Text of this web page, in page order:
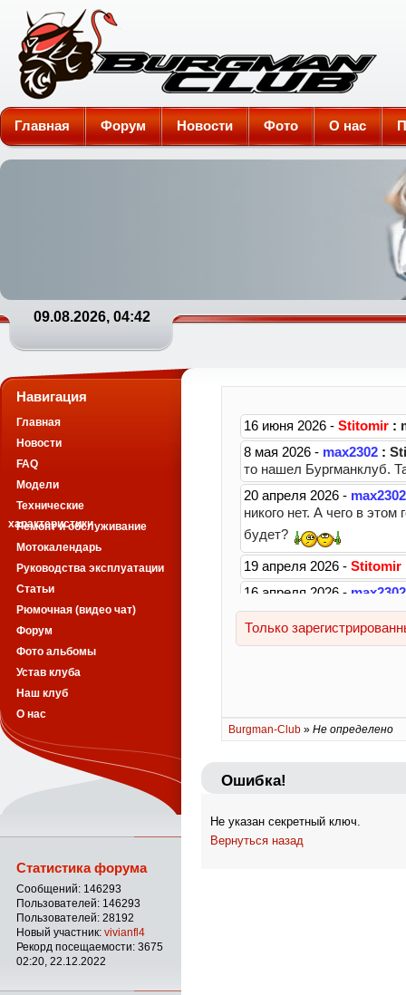
Burgman-Club
Главная Форум Новости Фото О нас
09.08.2026, 04:42
Burgman-Club » Не определено
Ошибка!
Не указан секретный ключ.
Вернуться назад
Навигация
Главная
Новости
FAQ
Модели
Технические
характеристики
Ремонт и обслуживание
Мотокалендарь
Руководства эксплуатации
Статьи
Рюмочная (видео чат)
Форум
Фото альбомы
Устав клуба
Наш клуб
О нас
Статистика форума
Сообщений: 146293
Пользователей: 146293
Пользователей: 28192
Новый участник: vivianfl4
Рекорд посещаемости: 3675
02:20, 22.12.2022